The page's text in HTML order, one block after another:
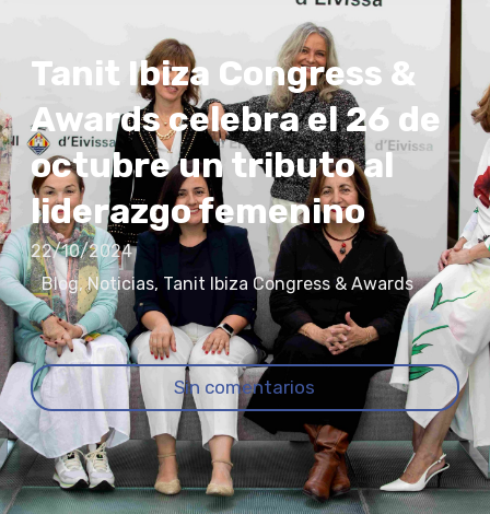
Tanit Ibiza Congress &
Awards celebra el 26 de
octubre un tributo al
liderazgo femenino
22/10/2024
Blog,Noticias, Tanit Ibiza Congress & Awards
Sin comentarios